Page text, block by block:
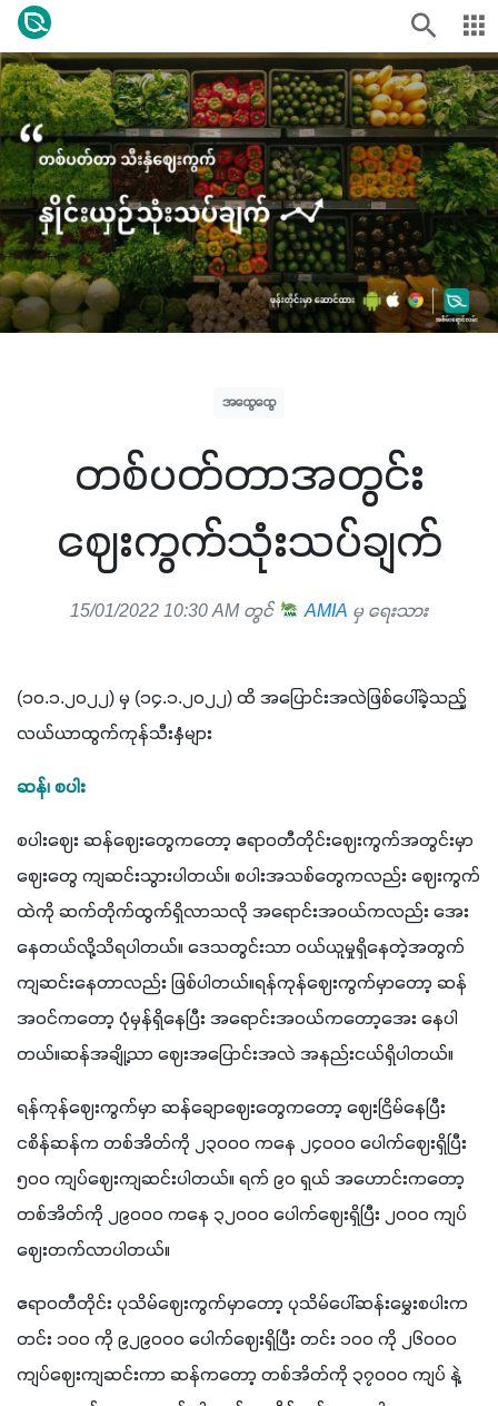
အထွေထွေ
တစ်ပတ်တာအတွင်း
ဈေးကွက်သုံးသပ်ချက်
15/01/2022 10:30 AM တွင် AMIA မှ ရေးသား
(၁၀.၁.၂၀၂၂) မှ (၁၄.၁.၂၀၂၂) ထိ အပြောင်းအလဲဖြစ်ပေါ်ခဲ့သည့်
လယ်ယာထွက်ကုန်သီးနှံများ
ဆန်၊ စပါး
စပါးဈေး ဆန်ဈေးတွေကတော့ ဧရာဝတီတိုင်းဈေးကွက်အတွင်းမှာ
ဈေးတွေ ကျဆင်းသွားပါတယ်။ စပါးအသစ်တွေကလည်း ဈေးကွက်
ထဲကို ဆက်တိုက်ထွက်ရှိလာသလို အရောင်းအဝယ်ကလည်း အေး
နေတယ်လို့သိရပါတယ်။ ဒေသတွင်းသာ ဝယ်ယူမှုရှိနေတဲ့အတွက်
ကျဆင်းနေတာလည်း ဖြစ်ပါတယ်။ရန်ကုန်ဈေးကွက်မှာတော့ ဆန်
အဝင်ကတော့ ပုံမှန်ရှိနေပြီး အရောင်းအဝယ်ကတော့အေး နေပါ
တယ်။ဆန်အချို့သာ ဈေးအပြောင်းအလဲ အနည်းငယ်ရှိပါတယ်။
ရန်ကုန်ဈေးကွက်မှာ ဆန်ချောဈေးတွေကတော့ ဈေးငြိမ်နေပြီး
ငစိန်ဆန်က တစ်အိတ်ကို ၂၃၀၀၀ ကနေ ၂၄၀၀၀ ပေါက်ဈေးရှိပြီး
၅၀၀ ကျပ်ဈေးကျဆင်းပါတယ်။ ရက် ၉၀ ရှယ် အဟောင်းကတော့
တစ်အိတ်ကို ၂၉၀၀၀ ကနေ ၃၂၀၀၀ ပေါက်ဈေးရှိပြီး ၂၀၀၀ ကျပ်
ဈေးတက်လာပါတယ်။
ဧရာဝတီတိုင်း ပုသိမ်ဈေးကွက်မှာတော့ ပုသိမ်ပေါ်ဆန်းမွှေးစပါးက
တင်း ၁၀၀ ကို ၉၂၉၀၀၀ ပေါက်ဈေးရှိပြီး တင်း ၁၀၀ ကို ၂၆၀၀၀
ကျပ်ဈေးကျဆင်းကာ ဆန်ကတော့ တစ်အိတ်ကို ၃၇၀၀၀ ကျပ် နဲ့